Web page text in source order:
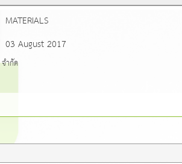
MATERIALS
03 August 2017
ำกัด